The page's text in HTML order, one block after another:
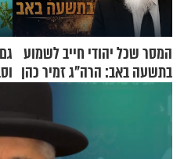
המסר שכל יהודי חייב לשמוע
בתשעה באב: הרה"ג זמיר כהן
בשיעור מיוחד